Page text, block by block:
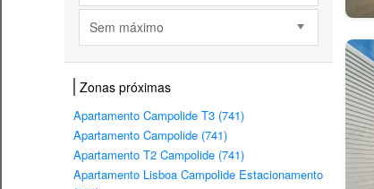
Sem máximo
Zonas próximas
Apartamento Campolide T3 (741)
Apartamento Campolide (741)
Apartamento T2 Campolide (741)
Apartamento Lisboa Campolide Estacionamento